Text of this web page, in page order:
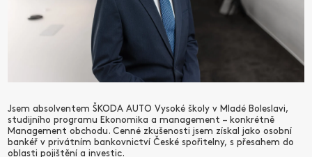
Jsem absolventem ŠKODA AUTO Vysoké školy v Mladé Boleslavi,
studijního programu Ekonomika a management – konkrétně
Management obchodu. Cenné zkušenosti jsem získal jako osobní
bankéř v privátním bankovnictví České spořitelny, s přesahem do
oblasti pojištění a investic.